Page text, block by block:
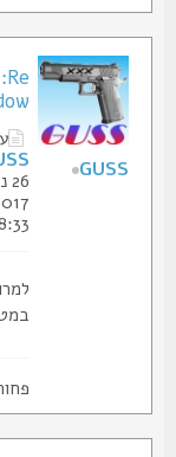
shadow
על ידי
GUSS
»
26
2017,
08:33
למרוח
במטווח
פחות -
GUSS